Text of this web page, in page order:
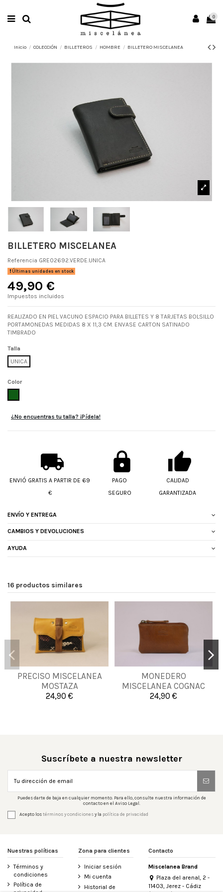
0
Inicio COLECCIÓN BILLETEROS HOMBRE BILLETERO MISCELANEA
BILLETERO MISCELANEA
Referencia GRE02692.VERDE.UNICA
Últimas unidades en stock
49,90 €
Impuestos incluidos
REALIZADO EN PIEL VACUNO ESPACIO PARA BILLETES Y 8 TARJETAS BOLSILLO
PORTAMONEDAS MEDIDAS 8 X 11,3 CM. ENVASE CARTON SATINADO
TIMBRADO
Talla
UNICA
Color
¿No encuentras tu talla? ¡Pídela!
ENVIÓ GRATIS A PARTIR DE 69
€
PAGO
SEGURO
CALIDAD
GARANTIZADA
ENVÍO Y ENTREGA
CAMBIOS Y DEVOLUCIONES
AYUDA
16 productos similares
PRECISO MISCELANEA
MOSTAZA
24,90 €
UNICA
Añadir al carrito
MONEDERO
MISCELANEA COGNAC
24,90 €
UNICA
Añadir al carrito
Suscríbete a nuestra newsletter
Puedes darte de baja en cualquier momento. Para ello, consulte nuestra información de
contacto en el Aviso Legal.
Acepto lostérminos y condicionesy la política de privacidad
Nuestras políticas
Términos y
condiciones
Política de
Zona para clientes
Iniciar sesión
Mi cuenta
Historial de
Contacto
Miscelanea Brand
Plaza del arenal, 2 -
11403, Jerez - Cádiz